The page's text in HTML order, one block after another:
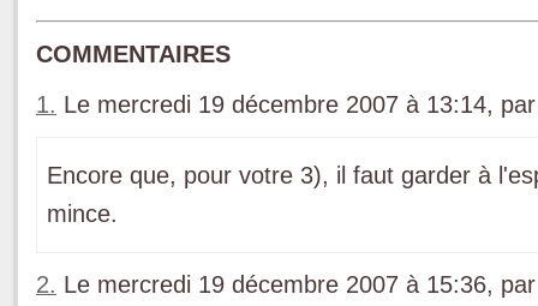
COMMENTAIRES
1. Le mercredi 19 décembre 2007 à 13:14,
Encore que, pour votre 3), il faut garder à
mince.
2. Le mercredi 19 décembre 2007 à 15:36,